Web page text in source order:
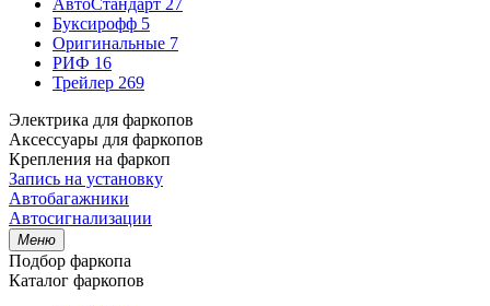
Буксирофф 5
Оригинальные 7
РИФ 16
Трейлер 269
Электрика для фаркопов
Аксессуары для фаркопов
Крепления на фаркоп
Запись на установку
Автобагажники
Автосигнализации
Меню
Подбор фаркопа
Каталог фаркопов